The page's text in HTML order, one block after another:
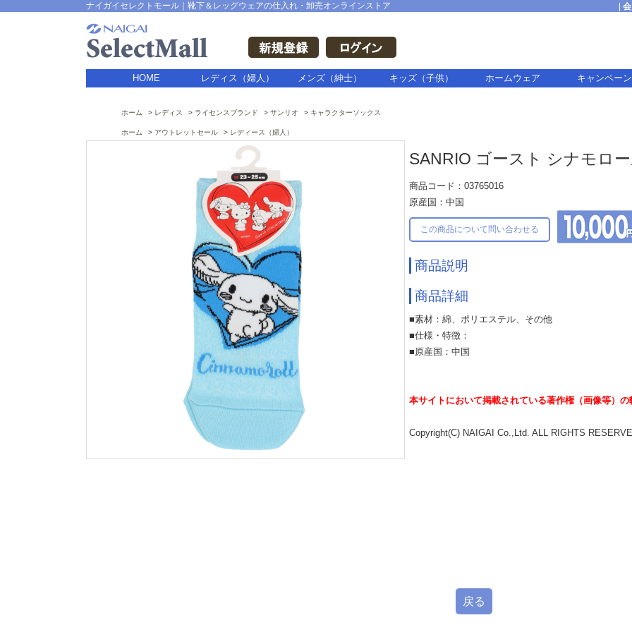
ナイガイセレクトモール｜靴下＆レッグウェアの仕入れ・卸売オンラインストア
HOME レディス（婦人） メンズ（紳士） キッズ（子供） ホームウェア キャンペーン
ホーム レディス ライセンスブランド サンリオ キャラクターソックス
ホーム アウトレットセール レディース（婦人）
SANRIO ゴースト シナモロ
商品コード：03765016
原産国：中国
この商品について問い合わせる
商品説明
商品詳細
■素材：綿、ポリエステル、その他
■仕様・特徴：
■原産国：中国
本サイトにおいて掲載されている著作権（画像等）の
Copyright(C) NAIGAI Co.,Ltd. ALL RIGHTS
戻る